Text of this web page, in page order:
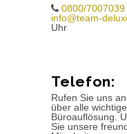
0800/7007039
info@team-
Uhr
Telefon:
Rufen Sie uns
über alle
Büroauflösung.
Sie unsere